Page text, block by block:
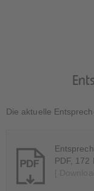
Die aktuelle
PDF, 172